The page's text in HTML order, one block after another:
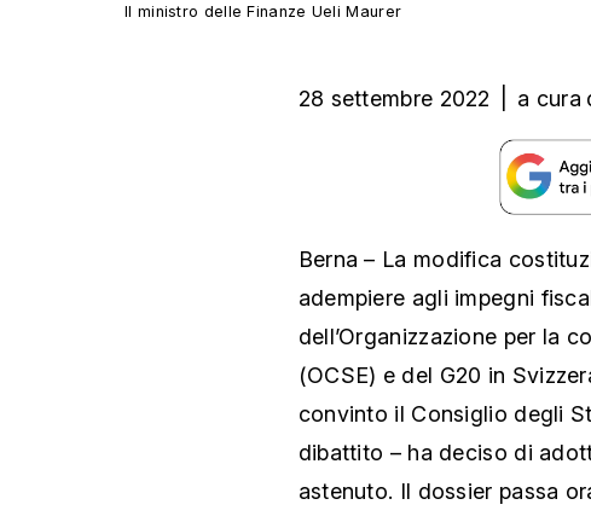
Il ministro delle Finanze Ueli Maurer
28 settembre 2022 a cura
Berna – La modifica
adempiere agli impegni
dell’Organizzazione per la
(OCSE) e del G20 in
convinto il Consiglio degli
dibattito – ha deciso di
astenuto. Il dossier passa